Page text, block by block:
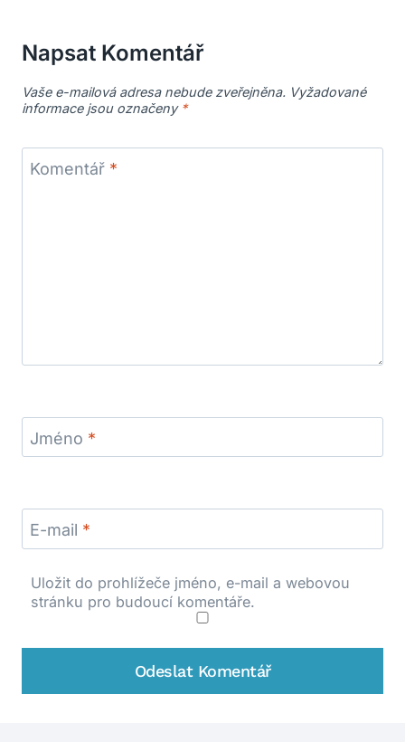
Napsat Komentář
Vaše e-mailová adresa nebude zveřejněna. Vyžadované
informace jsou označeny *
Komentář *
Jméno *
E-mail *
Uložit do prohlížeče jméno, e-mail a webovou
stránku pro budoucí komentáře.